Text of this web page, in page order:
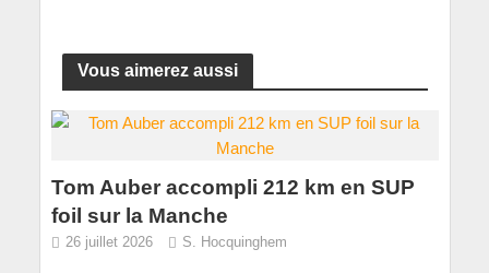
Vous aimerez aussi
Tom Auber accompli 212 km en SUP
foil sur la Manche
26 juillet 2026 S. Hocquinghem